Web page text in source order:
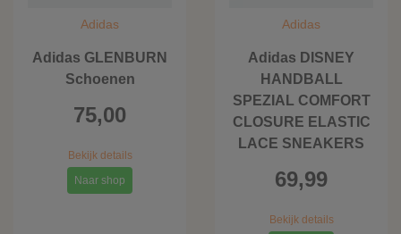
Adidas
Adidas GLENBURN
Schoenen
75,00
Bekijk details
Naar shop
Adidas
Adidas DISNEY
HANDBALL
SPEZIAL COMFORT
CLOSURE ELASTIC
LACE SNEAKERS
69,99
Bekijk details